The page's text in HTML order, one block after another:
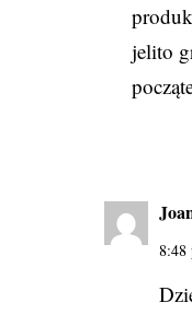
jelito
8:48